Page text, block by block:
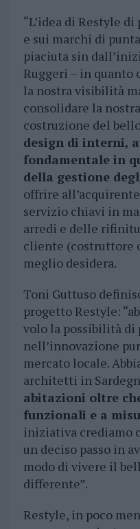
“L’idea di Restyle
e sui marchi di
piaciuta sin
Ruggeri – in quanto
la nostra visibilità
consolidare la
costruzione del
design di interni,
fondamentale in
della gestione
offrire
servizio chiavi in
arredi e delle
cliente (costruttore
meglio desidera.
Toni Guttuso
progetto Restyle:
volo la possibilità
nell’innovazione
mercato locale.
architetti in
abitazioni oltre
funzionali e a
iniziativa crediamo
un deciso passo in
modo di vivere il
differente”.
Restyle, in poco